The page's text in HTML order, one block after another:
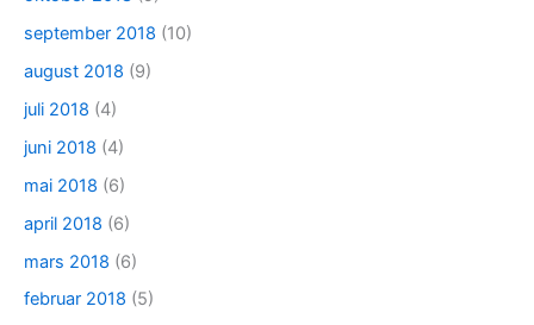
september 2018 (10)
august 2018 (9)
juli 2018 (4)
juni 2018 (4)
mai 2018 (6)
april 2018 (6)
mars 2018 (6)
februar 2018 (5)